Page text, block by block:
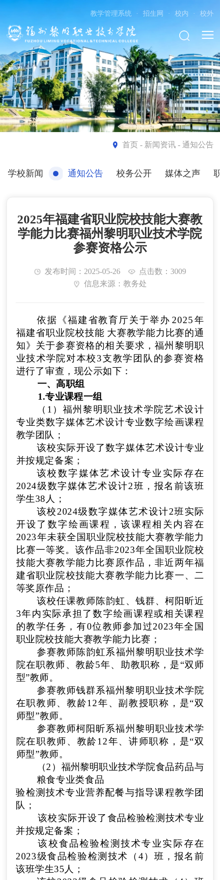
教学管理系统 · 招生网 · 校内 · 校外
首页- 新闻资讯 - 通知公告
学校新闻 通知公告 校务公开 媒体之声
2025年福建省职业院校技能大赛教
学能力比赛福州黎明职业技术学院
参赛资格公示
发布时间：2025-05-26
点击数：3009
信息来源：教务处
依据《福建省教育厅关于举办 2025年
福建省职业院校技能 大赛教学能力比赛的通
知》关于参赛资格的相关要求，福州黎明职
业技术学院对本校3支教学团队的参赛资格
进行了审查，现公示如下：
一、高职组
1.专业课程一组
（1） 福州黎明职业技术学院艺术设计
专业类数字媒体艺术设计专业数字绘画课程
教学团队 ；
该校实际开设了数字媒体艺术设计专业
并按规定备案 ；
该校数字媒体艺术设计专业实际存在
2024级数字媒体艺术设计2班 ，报名前该班
学生38 人 ；
该校2024级数字媒体艺术设计2班实际
开设了 数字绘画课程，该课程相关内容在
2023年未获全国职业院校技能大赛教学能力
比赛一等奖。该作品非2023年全国职业院校
技能大赛教学能力比赛原作品，非近两年福
建省职业院校技能大赛教学能力比赛一、二
等奖原作品 ；
该校任课教师陈韵虹 、 钱群、 柯阳昕近
3年内实际承担了数字绘画课程或相关课程
的教学任务，有0位教师参加过2023年全国
职业院校技能大赛教学能力比赛 ；
参赛教师陈韵虹系福州黎明职业技术学
院在职教师、教龄5年、 助教职称 ， 是“双师
型”教师。
参赛教师钱群系福州黎明职业技术学院
在职教师、教龄12年、副教授职称 ， 是“双
师型”教师。
参赛教师柯阳昕系福州黎明职业技术学
院在职教师、教龄12年、 讲师职称 ， 是“双
师型”教师。
（2 ） 福州黎明职业技术学院食品药品与
粮食专业类食品
验检测技术专业营养配餐与指导课程教学团
队 ；
该校实际开设了 食品检验检测技术专业
并按规定备案 ；
该校食品检验检测技术专业实际存在
2023级食品检验检测技术（4） 班，报名前
该班学生35人 ；